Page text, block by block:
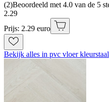
(2)Beoordeeld met 4.0 van de 5
2.29
Prijs: 2.29 euro
Bekijk alles in pvc vloer kleurstaal